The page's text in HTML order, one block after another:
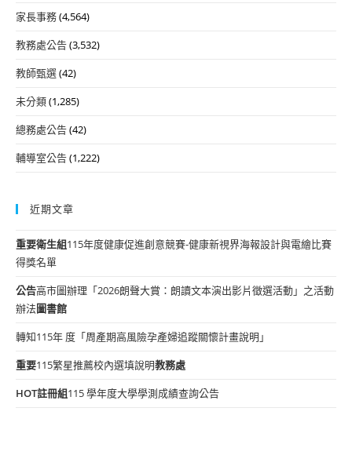
家長事務(4,564)
教務處公告(3,532)
教師甄選(42)
未分類(1,285)
總務處公告(42)
輔導室公告(1,222)
近期文章
重要衛生組115年度健康促進創意競賽-健康新視界海報設計與電繪比賽
得獎名單
公告高市圖辦理「2026朗聲大賞：朗讀文本演出影片徵選活動」之活動
辦法圖書館
轉知115年 度「周產期高風險孕產婦追蹤關懷計畫說明」
重要115繁星推薦校內選填說明教務處
HOT註冊組115 學年度大學學測成績查詢公告